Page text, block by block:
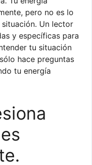
pero no es lo
Un lector
y específicas para
tu situación
hace preguntas
tu energía